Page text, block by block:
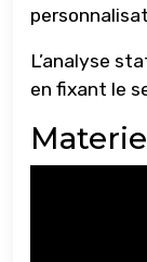
L’analyse
en fixant le